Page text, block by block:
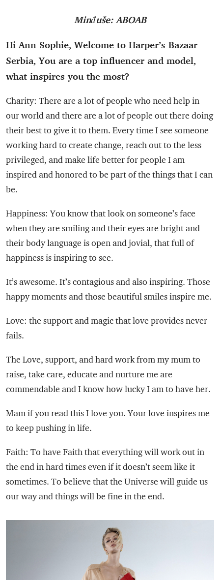
Minđuše: ABOAB
Hi Ann-Sophie, Welcome to Harper’s Bazaar
Serbia, You are a top influencer and model,
what inspires you the most?
Charity: There are a lot of people who need help in
our world and there are a lot of people out there doing
their best to give it to them. Every time I see someone
working hard to create change, reach out to the less
privileged, and make life better for people I am
inspired and honored to be part of the things that I can
be.
Happiness: You know that look on someone’s face
when they are smiling and their eyes are bright and
their body language is open and jovial, that full of
happiness is inspiring to see.
It’s awesome. It’s contagious and also inspiring. Those
happy moments and those beautiful smiles inspire me.
Love: the support and magic that love provides never
fails.
The Love, support, and hard work from my mum to
raise, take care, educate and nurture me are
commendable and I know how lucky I am to have her.
Mam if you read this I love you. Your love inspires me
to keep pushing in life.
Faith: To have Faith that everything will work out in
the end in hard times even if it doesn’t seem like it
sometimes. To believe that the Universe will guide us
our way and things will be fine in the end.